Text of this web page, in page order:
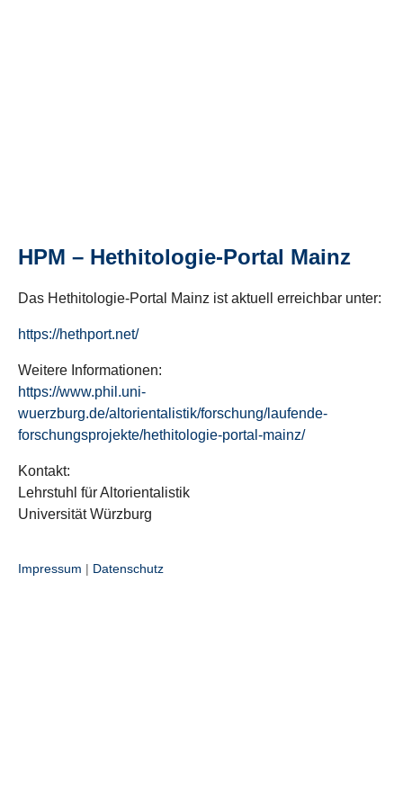
HPM – Hethitologie-Portal Mainz
Das Hethitologie-Portal Mainz ist aktuell erreichbar unter:
https://hethport.net/
Weitere Informationen:
https://www.phil.uni-
wuerzburg.de/altorientalistik/forschung/laufende-
forschungsprojekte/hethitologie-portal-mainz/
Kontakt:
Lehrstuhl für Altorientalistik
Universität Würzburg
Impressum | Datenschutz